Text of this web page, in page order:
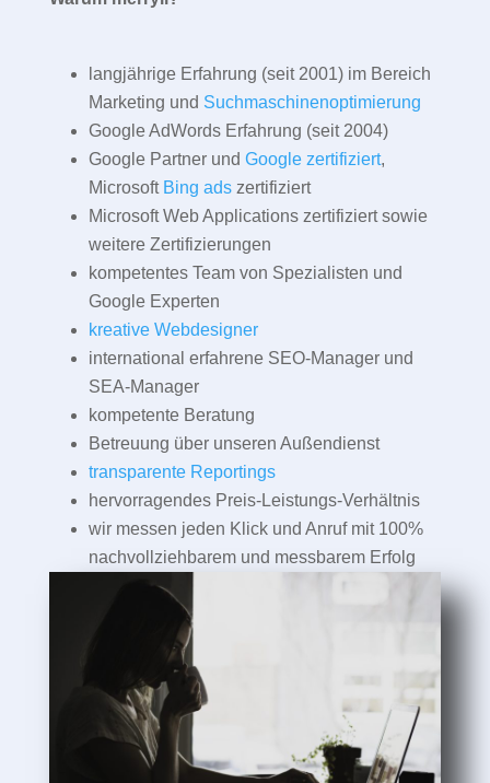
langjährige Erfahrung (seit 2001) im Bereich
Marketing und Suchmaschinenoptimierung
Google AdWords Erfahrung (seit 2004)
Google Partner und Google zertifiziert,
Microsoft Bing adszertifiziert
Microsoft Web Applications zertifiziert sowie
weitere Zertifizierungen
kompetentes Team von Spezialisten und
Google Experten
kreative Webdesigner
international erfahrene SEO-Manager und
SEA-Manager
kompetente Beratung
Betreuung über unseren Außendienst
transparente Reportings
hervorragendes Preis-Leistungs-Verhältnis
wir messen jeden Klick und Anruf mit 100%
nachvollziehbarem und messbarem Erfolg